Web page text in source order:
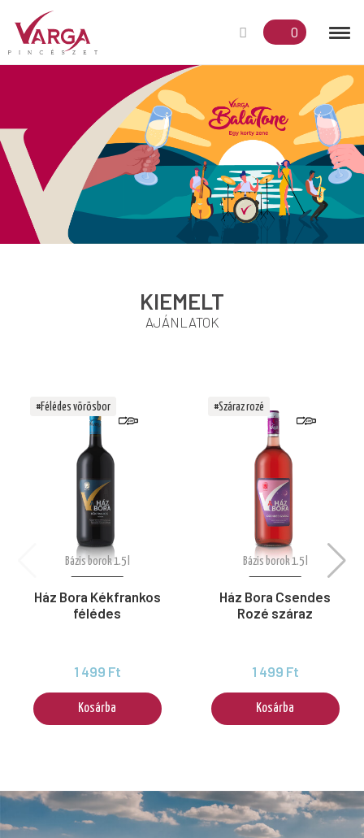
0
KIEMELT
AJÁNLATOK
Bázis borok 1.5 l
Ház Bora Kékfrankos
félédes
1 499 Ft
Kosárba
#Félédes vörösbor
Bázis borok 1.5 l
Ház Bora Csendes
Rozé száraz
1 499 Ft
Kosárba
#Száraz rozé